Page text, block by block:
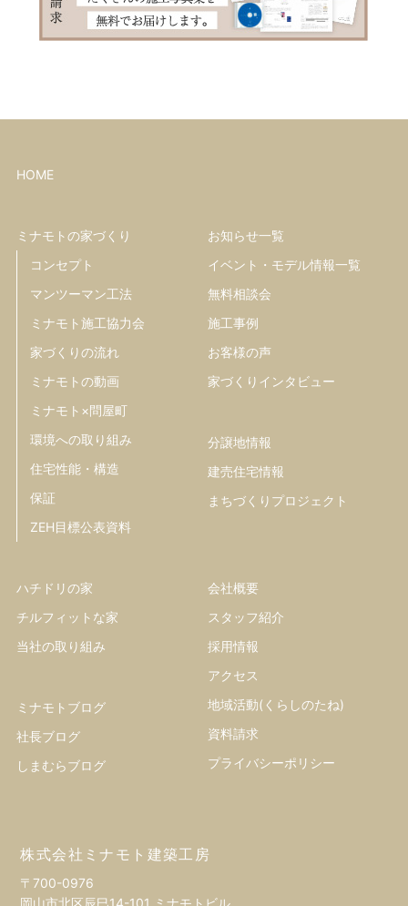
HOME
ミナモトの家づくり
コンセプト
マンツーマン工法
ミナモト施工協力会
家づくりの流れ
ミナモトの動画
ミナモト×問屋町
環境への取り組み
住宅性能・構造
保証
ZEH目標公表資料
お知らせ一覧
イベント・モデル情報一覧
無料相談会
施工事例
お客様の声
家づくりインタビュー
分譲地情報
建売住宅情報
まちづくりプロジェクト
ハチドリの家
チルフィットな家
当社の取り組み
ミナモトブログ
社長ブログ
しまむらブログ
会社概要
スタッフ紹介
採用情報
アクセス
地域活動(くらしのたね)
資料請求
プライバシーポリシー
株式会社ミナモト建築工房
〒700-0976
岡山市北区辰巳14-101 ミナモトビル